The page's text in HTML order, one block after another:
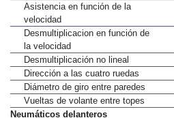
Asistencia en función de la
velocidad
Desmultiplicacion en función de
la velocidad
Desmultiplicación no lineal
Dirección a las cuatro ruedas
Diámetro de giro entre paredes
Vueltas de volante entre topes
Neumáticos delanteros